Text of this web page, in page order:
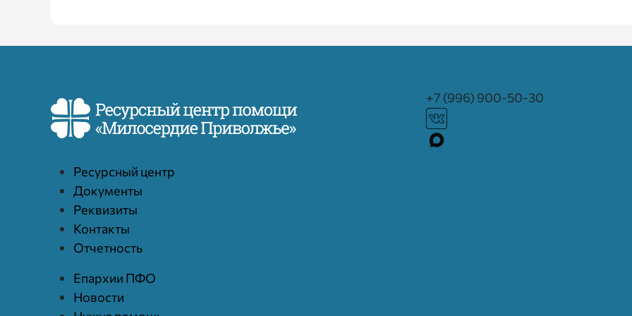
+7 (996) 900-50-30
Ресурcный центр
Документы
Реквизиты
Контакты
Отчетность
Епархии ПФО
Новости